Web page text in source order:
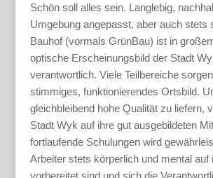
Schön soll alles sein. Langlebig,
Umgebung angepasst, aber auch stets
Bauhof (vormals GrünBau) ist in
optische Erscheinungsbild der Stadt
verantwortlich. Viele Teilbereiche
stimmiges, funktionierendes Ortsbild.
gleichbleibend hohe Qualität zu liefern,
Stadt Wyk auf ihre gut ausgebildeten
fortlaufende Schulungen wird
Arbeiter stets körperlich und mental auf
vorbereitet sind und sich die